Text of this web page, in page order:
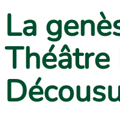
La
Théâtre